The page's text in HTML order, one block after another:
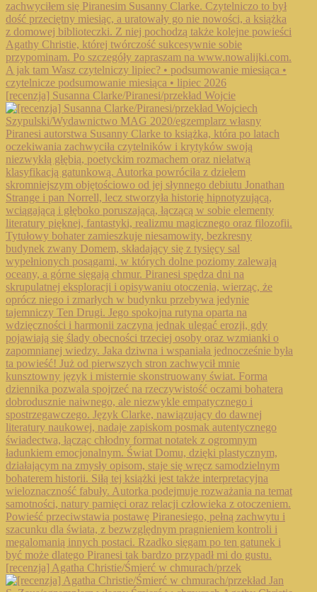
[recenzja] Susanna Clarke/Piranesi/przekład Wojcie
[recenzja] Agatha Christie/Śmierć w chmurach/przek